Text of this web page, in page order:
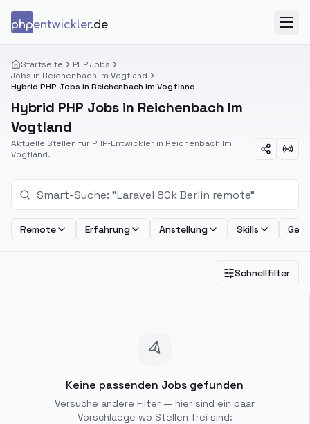
phpentwickler.de
Startseite
PHP Jobs
Jobs in Reichenbach Im Vogtland
Hybrid PHP Jobs in Reichenbach Im Vogtland
Hybrid PHP Jobs in Reichenbach Im
Vogtland
Aktuelle Stellen für PHP-Entwickler in Reichenbach Im
Vogtland.
Remote Erfahrung Anstellung Skills
Schnellfilter
Keine passenden Jobs gefunden
Versuche andere Filter — hier sind ein paar
Vorschlaege wo Stellen frei sind: